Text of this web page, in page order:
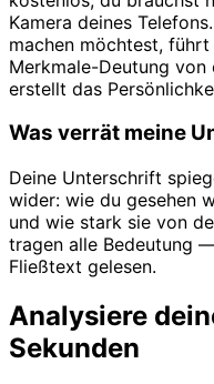
Kamera deines
machen möchtest,
Merkmale-Deutung von
erstellt das
Was verrät meine
Deine Unterschrift
wider: wie du gesehen
und wie stark sie von
tragen alle Bedeutung
Fließtext gelesen.
Analysiere
Sekunden